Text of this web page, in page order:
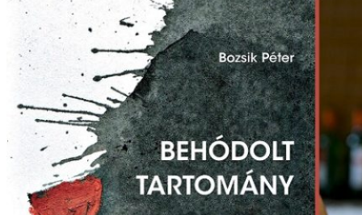
dunszt.sk
kultmag